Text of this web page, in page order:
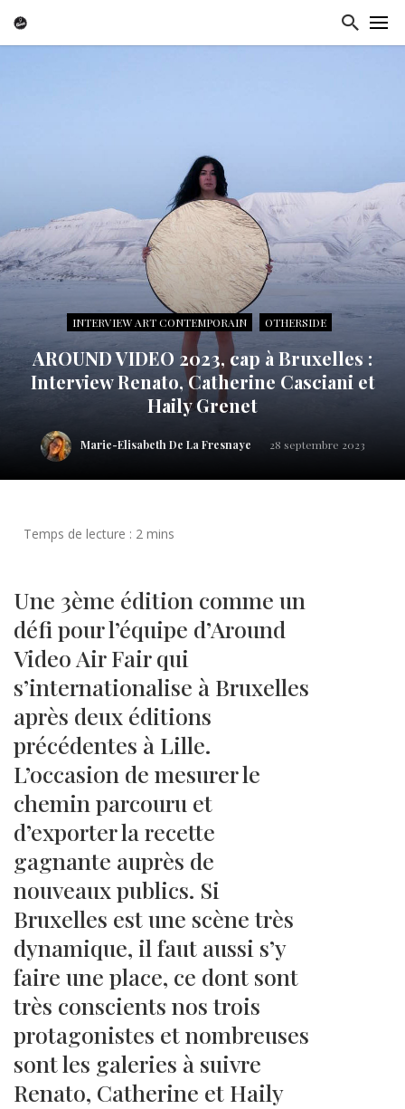
INTERVIEW ART CONTEMPORAIN OTHERSIDE
AROUND VIDEO 2023, cap à Bruxelles :
Interview Renato, Catherine Casciani et
Haily Grenet
Marie-Elisabeth De La Fresnaye 28 septembre 2023
Une 3ème édition comme un
défi pour l’équipe d’Around
Video Air Fair qui
s’internationalise à Bruxelles
après deux éditions
précédentes à Lille.
L’occasion de mesurer le
chemin parcouru et
d’exporter la recette
gagnante auprès de
nouveaux publics. Si
Bruxelles est une scène très
dynamique, il faut aussi s’y
faire une place, ce dont sont
très conscients nos trois
protagonistes et nombreuses
sont les galeries à suivre
Renato, Catherine et Haily